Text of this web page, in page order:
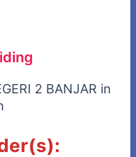
2 BANJAR in